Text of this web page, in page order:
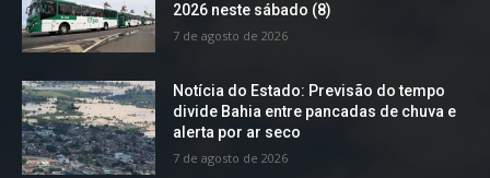
2026 neste sábado (8)
7 de agosto de 2026
Notícia do Estado: Previsão do tempo
divide Bahia entre pancadas de chuva e
alerta por ar seco
7 de agosto de 2026